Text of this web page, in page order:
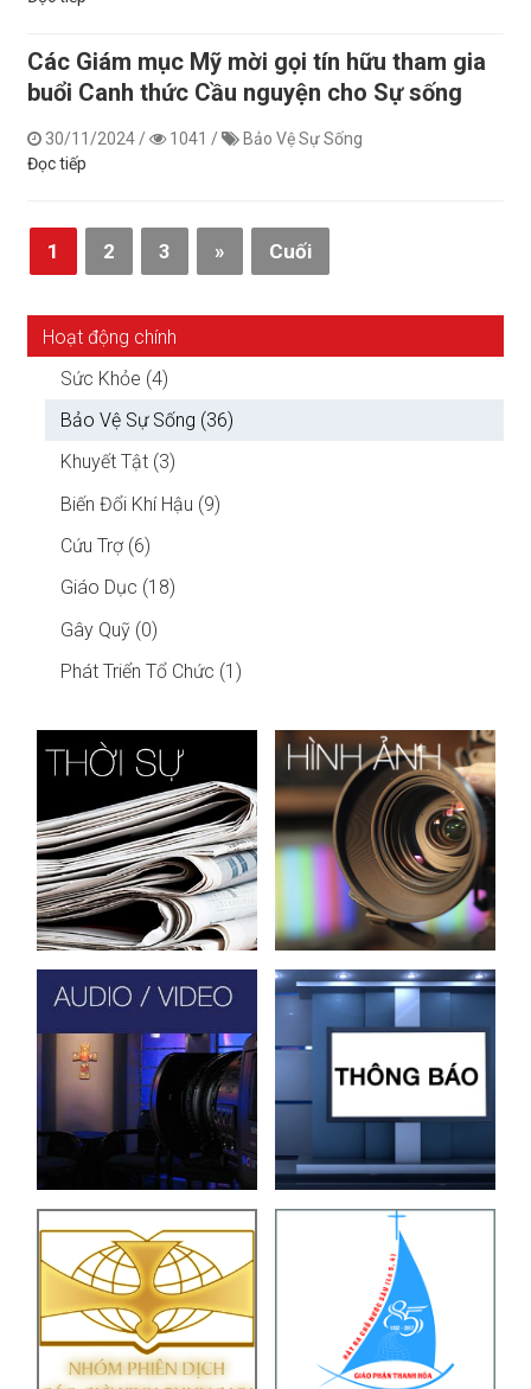
Các Giám mục Mỹ mời gọi tín hữu tham gia
buổi Canh thức Cầu nguyện cho Sự sống
30/11/2024 / 1041 /
Bảo Vệ Sự Sống
Đọc tiếp
1 2 3 » Cuối
Hoạt động chính
Sức Khỏe (4)
Bảo Vệ Sự Sống (36)
Khuyết Tật (3)
Biến Đổi Khí Hậu (9)
Cứu Trợ (6)
Giáo Dục (18)
Gây Quỹ (0)
Phát Triển Tổ Chức (1)